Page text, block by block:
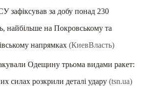
зафіксував за добу понад 230
найбільше на Покровському та
напрямках (КиевВласть)
Одещину трьома видами ракет:
силах розкрили деталі удару (tsn.ua)